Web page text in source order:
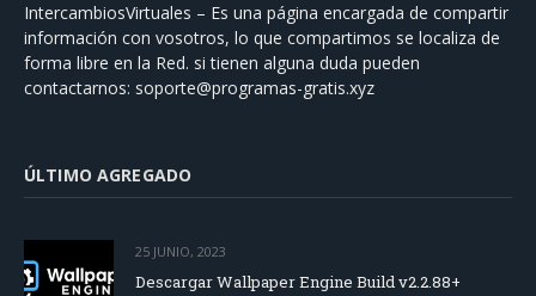
IntercambiosVirtuales – Es una página encargada de compartir
información con vosotros, lo que compartimos se localiza de
forma libre en la Red. si tienen alguna duda pueden
contactarnos: soporte@programas-gratis.xyz
ÚLTIMO AGREGADO
25 JUNIO, 2023
Descargar Wallpaper Engine Build v2.2.88+